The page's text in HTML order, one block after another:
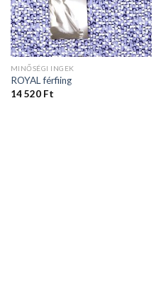
MINŐSÉGI INGEK
ROYAL férfiing
14 520 Ft